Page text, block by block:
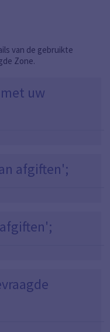
van de gebruikte
Zone.
uw
afgiften';